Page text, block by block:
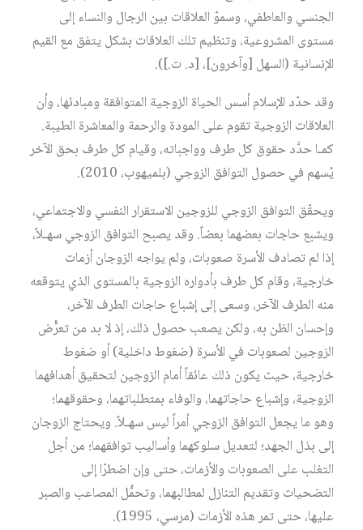
الجنسي والعاطفي، وسموّ العلاقات بين الرجال والنساء إلى
مستوى المشروعية، وتنظيم تلك العلاقات بشكل يتفق مع القيم
الإنسانية (السهل [وآخرون]، [د. ت.]).
وقد حدّد الإسلام أسس الحياة الزوجية المتوافقة ومبادئها، وأن
العلاقات الزوجية تقوم على المودة والرحمة والمعاشرة الطيبة.
كمـا حدَّد حقوق كل طرف وواجباته، وقيام كل طرف بحق الآخر
يُسهم في حصول التوافق الزوجي (بلميهوب، 2010).
ويحقّق التوافق الزوجي للزوجين الاستقرار النفسي والاجتماعي،
ويشبع حاجات بعضهما بعضاً. وقد يصبح التوافق الزوجي سهـلاً،
إذا لم تصادف الأسرة صعوبات، ولم يواجه الزوجان أزمات
خارجية، وقام كل طرف بأدواره الزوجية بالمستوى الذي يتوقعه
منه الطرف الآخر، وسعى إلى إشباع حاجات الطرف الآخر،
وإحسان الظن به، ولكن يصعب حصول ذلك، إذ لا بد من تعرُّض
الزوجين لصعوبات في الأسرة (ضغوط داخلية) أو ضغوط
خارجية، حيث يكون ذلك عائقاً أمام الزوجين لتحقيق أهدافهما
الزوجية، وإشباع حاجاتهما، والوفاء بمتطلباتهما، وحقوقهما؛
وهو ما يجعل التوافق الزوجي أمراً ليس سهـلاً. ويحتاج الزوجان
إلى بذل الجهد؛ لتعديل سلوكهما وأساليب توافقهما؛ من أجل
التغلب على الصعوبات والأزمات، حتى وإن اضطرّا إلى
التضحيات وتقديم التنازل لمطالبهما، وتحمُّل المصاعب والصبر
عليها، حتى تمر هذه الأزمات (مرسي، 1995).